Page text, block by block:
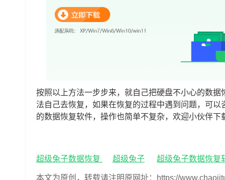
按照以上方法一步步来，就自己把硬盘不小心的数
法自己去恢复，如果在恢复的过程中遇到问题，可
的数据恢复软件，操作也简单不复杂，欢迎小伙伴下
超级兔子数据恢复 超级兔子 超级兔子数据恢复
本文为原创，转载请注明原网址：https://